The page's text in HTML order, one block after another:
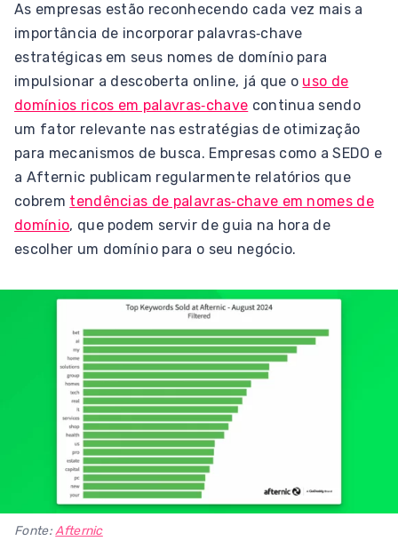
As empresas estão reconhecendo cada vez mais a
importância de incorporar palavras‑chave
estratégicas em seus nomes de domínio para
impulsionar a descoberta online, já que o uso de
domínios ricos em palavras‑chave continua sendo
um fator relevante nas estratégias de otimização
para mecanismos de busca. Empresas como a SEDO e
a Afternic publicam regularmente relatórios que
cobrem tendências de palavras‑chave em nomes de
domínio, que podem servir de guia na hora de
escolher um domínio para o seu negócio.
Fonte:Afternic